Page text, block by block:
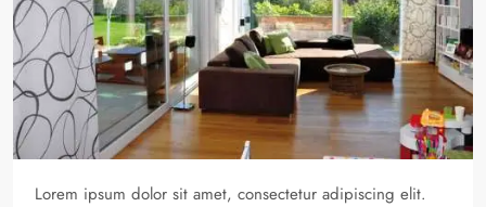
Lorem ipsum dolor sit amet, consectetur adipiscing elit.